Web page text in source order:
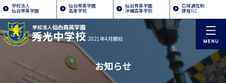
学校法人
仙台育英学園
仙台育英学園
高等学校
仙台育英学園
沖縄高等学校
広域通信制
課程ILC
2021年4月開校
お知らせ